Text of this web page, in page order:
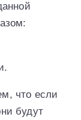
что если
будут